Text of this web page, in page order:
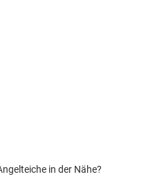
in der Nähe?